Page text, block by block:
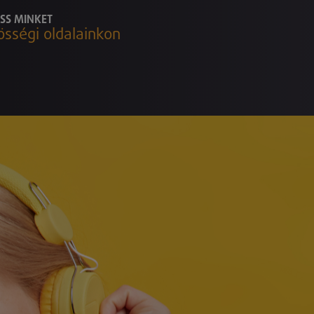
MINKET
oldalainkon